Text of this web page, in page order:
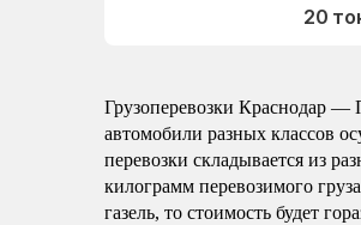
20
Грузоперевозки Краснодар —
автомобили разных классов
перевозки складывается из
килограмм перевозимого
газель, то стоимость будет